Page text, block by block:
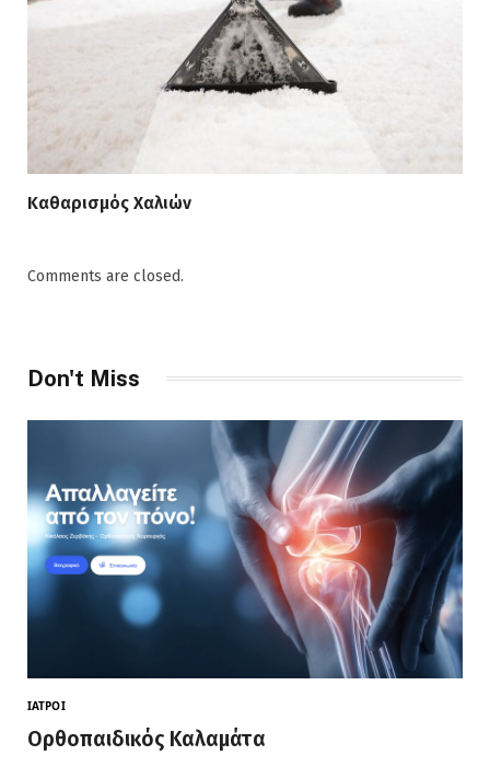
Καθαρισμός Χαλιών
Comments are closed.
Don't Miss
ΙΑΤΡΟΊ
Ορθοπαιδικός Καλαμάτα